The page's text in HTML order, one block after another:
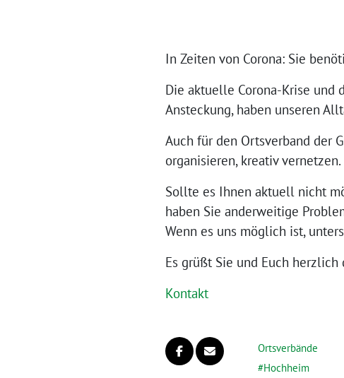
In Zeiten von Corona: Sie
Die aktuelle Corona-Krise und
Ansteckung, haben unseren
Auch für den Ortsverband der
organisieren, kreativ
Sollte es Ihnen aktuell nicht
haben Sie anderweitige
Wenn es uns möglich ist,
Es grüßt Sie und Euch
Kontakt
Ortsverbände
Hochheim